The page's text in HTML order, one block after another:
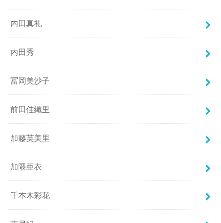
内田真礼
内田秀
冨岡美沙子
前田佳織里
加藤英美里
加隈亜衣
千本木彩花